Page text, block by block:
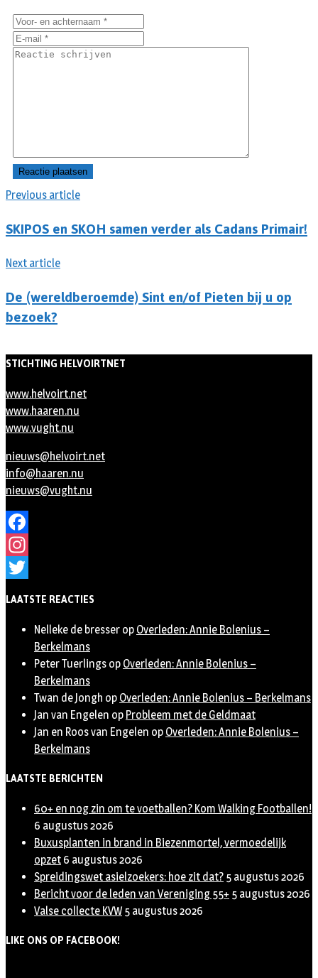
Previous article
SKIPOS en SKOH samen verder als Cadans Primair!
Next article
De (wereldberoemde) Sint en/of Pieten bij u op
bezoek?
STICHTING HELVOIRTNET
www.helvoirt.net
www.haaren.nu
www.vught.nu
nieuws@helvoirt.net
info@haaren.nu
nieuws@vught.nu
Facebook
Instagram
LAATSTE REACTIES
Nelleke de bresser op Overleden: Annie Bolenius –
Berkelmans
Peter Tuerlings op Overleden: Annie Bolenius –
Berkelmans
Twan de Jongh op Overleden: Annie Bolenius – Berkelmans
Jan van Engelen op Probleem met de Geldmaat
Jan en Roos van Engelen op Overleden: Annie Bolenius –
Berkelmans
LAATSTE BERICHTEN
60+ en nog zin om te voetballen? Kom Walking Footballen!
6 augustus 2026
Buxusplanten in brand in Biezenmortel, vermoedelijk
opzet 6 augustus 2026
Spreidingswet asielzoekers: hoe zit dat? 5 augustus 2026
Bericht voor de leden van Vereniging 55+ 5 augustus 2026
Valse collecte KVW 5 augustus 2026
LIKE ONS OP FACEBOOK!